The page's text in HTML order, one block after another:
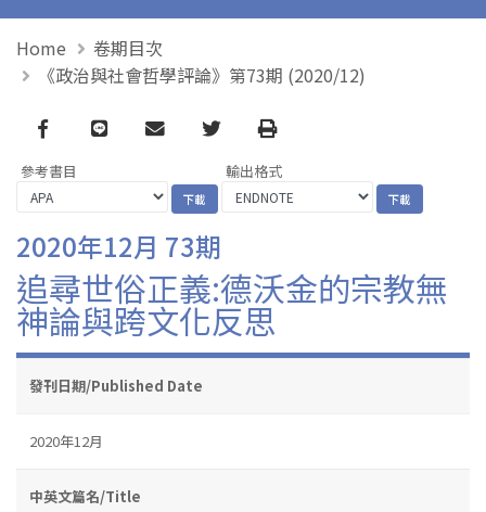
Home
卷期目次
《政治與社會哲學評論》第73期 (2020/12)
Facebook
line email TwitterPrint
參考書目 輸出格式
2020年12月 73期
追尋世俗正義:德沃金的宗教無
神論與跨文化反思
發刊日期/Published Date
2020年12月
中英文篇名/Title